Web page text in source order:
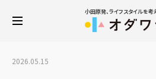
小田原発、ライフスタイルを考
2026.05.15